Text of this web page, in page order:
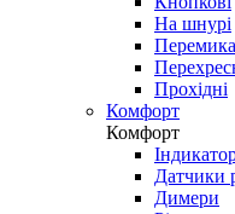
На шнурі
Прохідні
Комфорт
Комфорт
Датчики
Димери